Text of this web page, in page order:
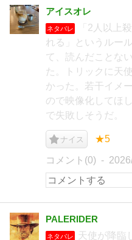
アイスオレ
ネタバレ
「2人以上
れる」というルー
て、読んだことな
た。トリックに天
かった。若干イメ
ので映像化してほ
で失敗しそうだ。
ナイス ★5
コメント(0)
PALERIDER
ネタバレ
天使が降臨